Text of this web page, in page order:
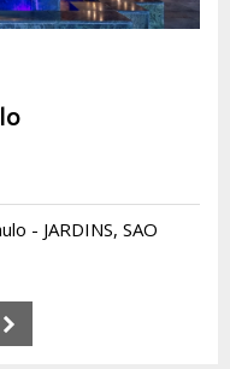
- JARDINS, SAO